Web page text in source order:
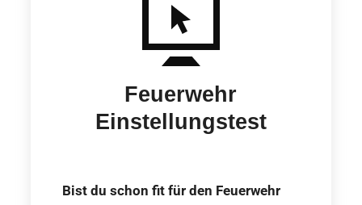
Feuerwehr
Einstellungstest
Bist du schon fit für den Feuerwehr